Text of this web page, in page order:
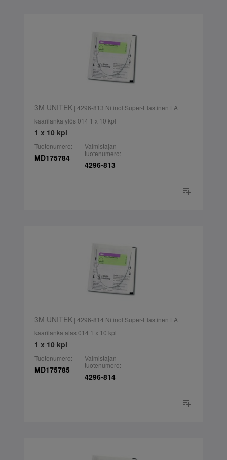
3M UNITEK| 4296-813 Nitinol Super-Elastinen LA
kaarilanka ylös 014 1 x 10 kpl
1 x 10 kpl
Tuotenumero:
MD175784
Valmistajan
tuotenumero:
4296-813
3M UNITEK| 4296-814 Nitinol Super-Elastinen LA
kaarilanka alas 014 1 x 10 kpl
1 x 10 kpl
Tuotenumero:
MD175785
Valmistajan
tuotenumero:
4296-814